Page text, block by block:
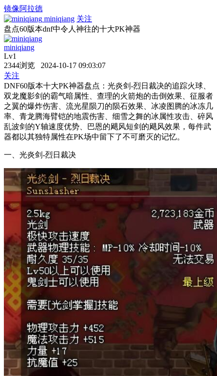
镜像阿拉德
miniqiang 关注
盘点60版本dnf中令人神往的十大PK神器
miniqiang
Lv1
2344浏览 2024-10-17 09:03:07
关注
DNF60版本十大PK神器盘点：光炎剑-烈日裁决的追踪火球、
双龙魔影剑的霸气暗属性、查理的火箭炮的击倒效果、征服者
之翼的爆炸伤害、流光星陨刀的陨石效果、冰凌图腾的冰冻几
率、青龙腾海臂铠的地震伤害、细雪之舞的冰属性攻击、碎风
乱波剑的Y轴速度优势、巴恩的飓风短剑的飓风效果，每件武
器都以其独特属性在PK场中留下了不可磨灭的记忆。
一、光炎剑-烈日裁决